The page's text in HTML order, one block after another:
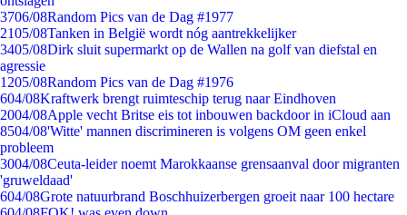
3706/08Random Pics van de Dag #1977
2105/08Tanken in België wordt nóg aantrekkelijker
3405/08Dirk sluit supermarkt op de Wallen na golf van diefstal en
agressie
1205/08Random Pics van de Dag #1976
604/08Kraftwerk brengt ruimteschip terug naar Eindhoven
2004/08Apple vecht Britse eis tot inbouwen backdoor in iCloud aan
8504/08'Witte' mannen discrimineren is volgens OM geen enkel
probleem
3004/08Ceuta-leider noemt Marokkaanse grensaanval door migranten
'gruweldaad'
604/08Grote natuurbrand Boschhuizerbergen groeit naar 100 hectare